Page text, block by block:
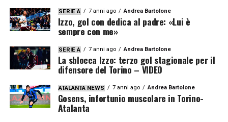
SERIE A 7 anni ago Andrea Bartolone
Izzo, gol con dedica al padre: «Lui è
sempre con me»
SERIE A 7 anni ago Andrea Bartolone
La sblocca Izzo: terzo gol stagionale per il
difensore del Torino – VIDEO
ATALANTA NEWS 7 anni ago Andrea Bartolone
Gosens, infortunio muscolare in Torino-
Atalanta